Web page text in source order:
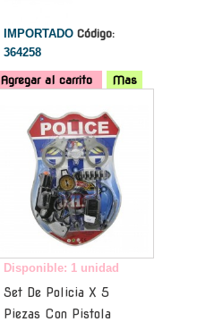
IMPORTADO Código:
364258
Agregar al carrito
Mas
Disponible: 1 unidad
Set De Policia X 5
Piezas Con Pistola